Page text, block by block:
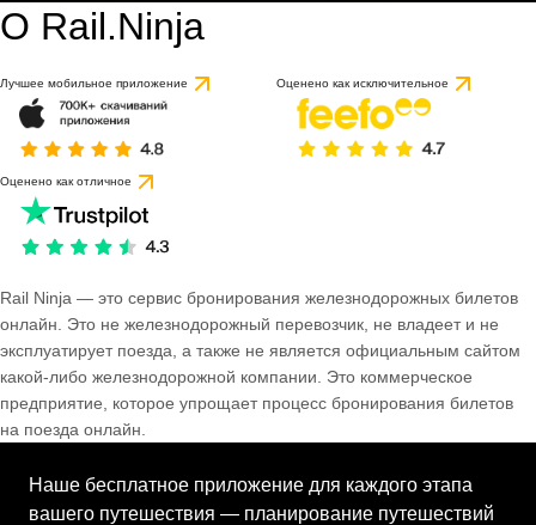
О Rail.Ninja
Лучшее мобильное приложение Оценено как исключительное
Оценено как отличное
Rail Ninja — это сервис бронирования железнодорожных билетов
онлайн. Это не железнодорожный перевозчик, не владеет и не
эксплуатирует поезда, а также не является официальным сайтом
какой-либо железнодорожной компании. Это коммерческое
предприятие, которое упрощает процесс бронирования билетов
на поезда онлайн.
Наше бесплатное приложение для каждого этапа
вашего путешествия — планирование путешествий